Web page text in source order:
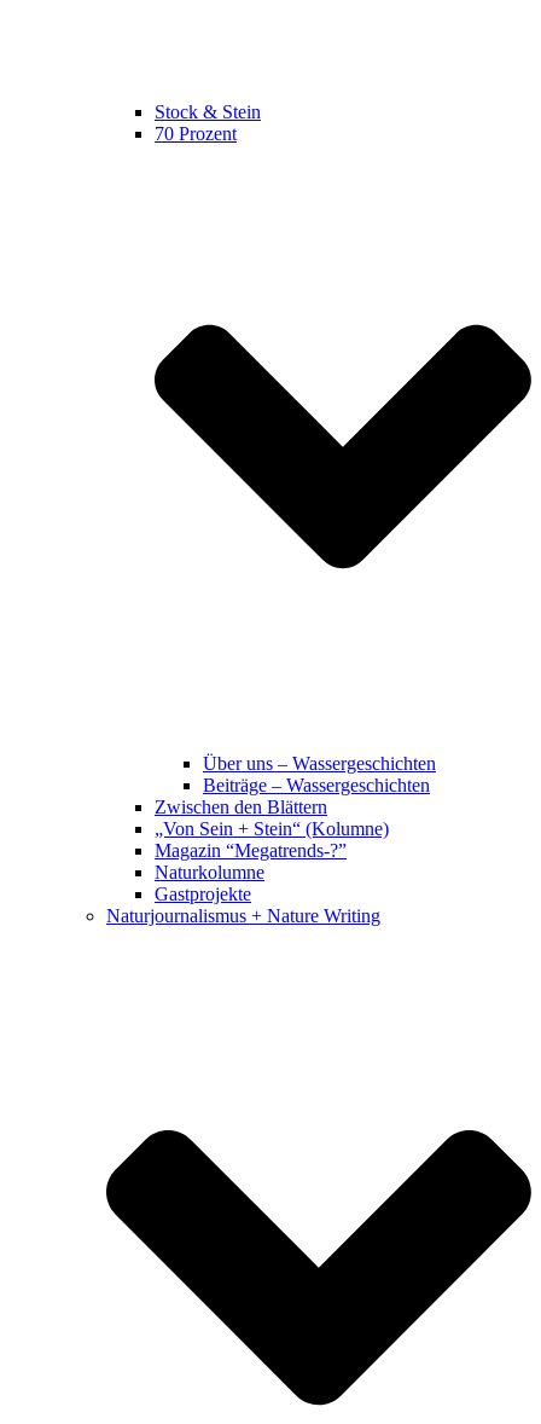
Stock & Stein
70 Prozent
Über uns – Wassergeschichten
Beiträge – Wassergeschichten
Zwischen den Blättern
„Von Sein + Stein“ (Kolumne)
Magazin “Megatrends-?”
Naturkolumne
Gastprojekte
Naturjournalismus + Nature Writing